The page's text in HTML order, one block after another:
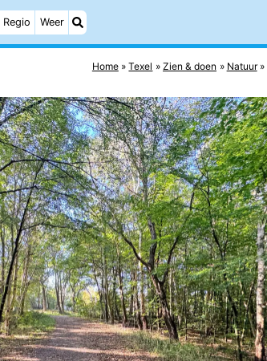
Regio Weer
Home Texel Zien & doen Natuur